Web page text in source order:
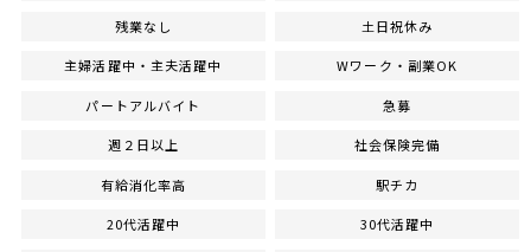
残業なし 土日祝休み
主婦活躍中・主夫活躍中 Wワーク・副業OK
パートアルバイト 急募
週２日以上 社会保険完備
有給消化率高 駅チカ
20代活躍中 30代活躍中